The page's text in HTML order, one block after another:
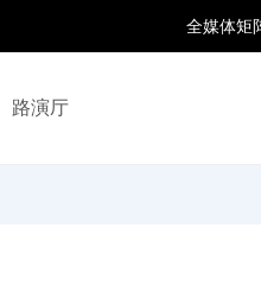
全媒体矩
路演厅